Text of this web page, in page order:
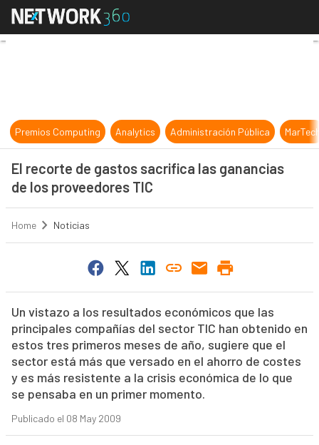
El recorte de gastos sacrifica las
Premios Computing Analytics Administración Pública
El recorte de gastos sacrifica las ganancias
de los proveedores TIC
Home Noticias
Un vistazo a los resultados económicos que las
principales compañías del sector TIC han obtenido en
estos tres primeros meses de año, sugiere que el
sector está más que versado en el ahorro de costes
y es más resistente a la crisis económica de lo que
se pensaba en un primer momento.
Publicado el 08 May 2009